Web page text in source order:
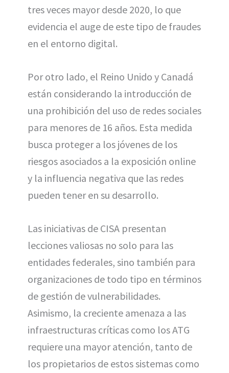
tres veces mayor desde 2020, lo que
evidencia el auge de este tipo de fraudes
en el entorno digital.
Por otro lado, el Reino Unido y Canadá
están considerando la introducción de
una prohibición del uso de redes sociales
para menores de 16 años. Esta medida
busca proteger a los jóvenes de los
riesgos asociados a la exposición online
y la influencia negativa que las redes
pueden tener en su desarrollo.
Las iniciativas de CISA presentan
lecciones valiosas no solo para las
entidades federales, sino también para
organizaciones de todo tipo en términos
de gestión de vulnerabilidades.
Asimismo, la creciente amenaza a las
infraestructuras críticas como los ATG
requiere una mayor atención, tanto de
los propietarios de estos sistemas como